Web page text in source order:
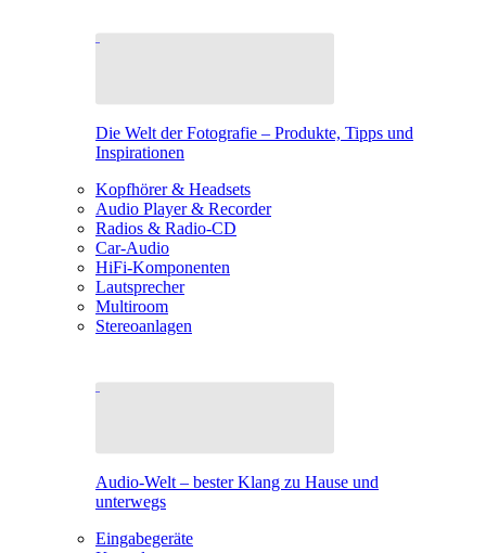
Die Welt der Fotografie – Produkte, Tipps und
Inspirationen
Kopfhörer & Headsets
Audio Player & Recorder
Radios & Radio-CD
Car-Audio
HiFi-Komponenten
Lautsprecher
Multiroom
Stereoanlagen
Audio-Welt – bester Klang zu Hause und
unterwegs
Eingabegeräte